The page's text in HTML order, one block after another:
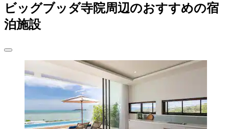
ビッグブッダ寺院周辺のおすすめの宿
泊施設